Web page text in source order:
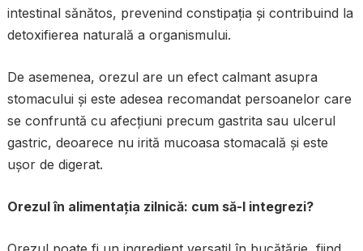
intestinal sănătos, prevenind constipația și contribuind la
detoxifierea naturală a organismului.
De asemenea, orezul are un efect calmant asupra
stomacului și este adesea recomandat persoanelor care
se confruntă cu afecțiuni precum gastrita sau ulcerul
gastric, deoarece nu irită mucoasa stomacală și este
ușor de digerat.
Orezul în alimentația zilnică: cum să-l integrezi?